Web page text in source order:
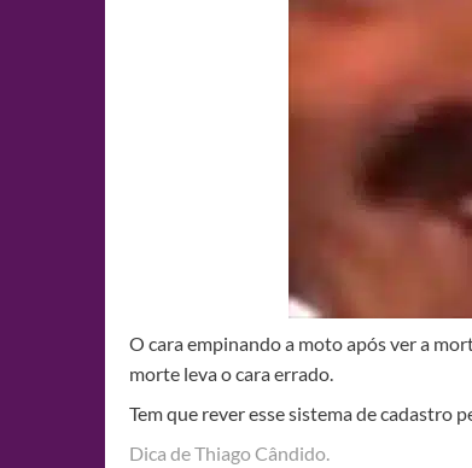
O cara empinando a moto após ver a
morte leva o cara errado.
Tem que rever esse sistema de cadastro
Dica de Thiago Cândido.